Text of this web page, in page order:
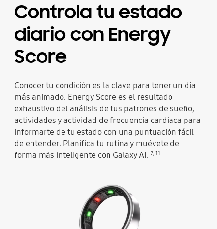
Controla tu estado
diariocon Energy
Score
Conocer tu condición es la clave para tener un día
más animado. Energy Score es el resultado
exhaustivo del análisis de tus patrones de sueño,
actividades y actividad de frecuencia cardiaca para
informarte de tu estado con una puntuación fácil
de entender. Planifica tu rutina y muévete de
forma más inteligente con Galaxy AI. 7, 11